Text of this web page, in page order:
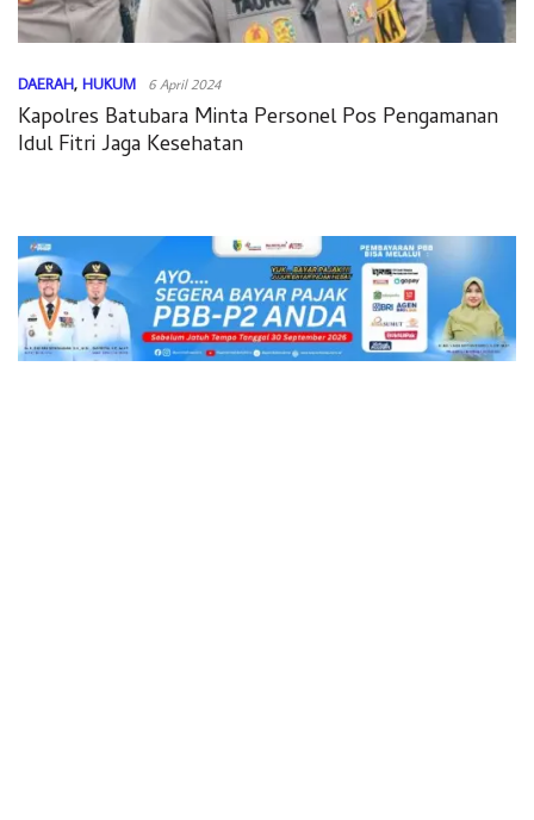
DAERAH, HUKUM 6 April 2024
Kapolres Batubara Minta Personel Pos Pengamanan
Idul Fitri Jaga Kesehatan